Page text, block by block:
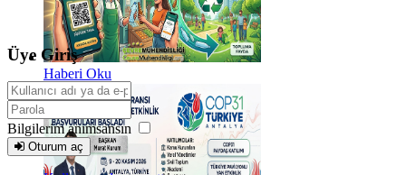
Haberi Oku
Üye Giriş
Bilgilerim anımsansın
Oturum aç